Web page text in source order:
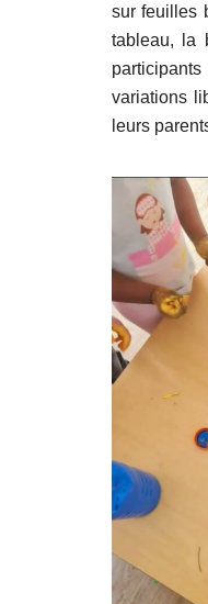
sur feuilles
tableau, la
variations
leurs